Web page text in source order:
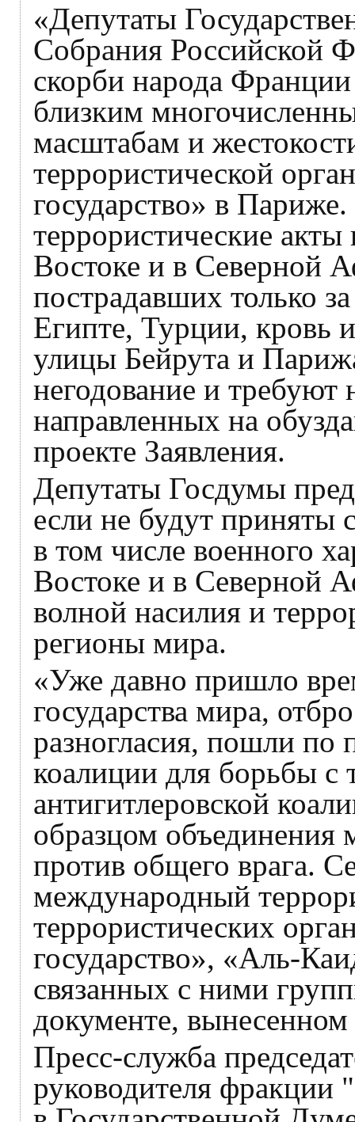
«Депутаты
Собрания Российской
скорби народа
близким
масштабам и
террористической
государство» в
террористические
Востоке и в Северной
пострадавших только
Египте, Турции, кровь
улицы Бейрута и
негодование и
направленных на
проекте Заявления.
Депутаты Госдумы
если не будут
в том числе военного
Востоке и в Северной
волной насилия и
регионы мира.
«Уже давно пришло
государства мира,
разногласия, пошли по
коалиции для борьбы с
антигитлеровской
образцом объединения
против общего врага.
международный
террористических
государство», «Аль-
связанных с ними
документе,
Пресс-служба
руководителя